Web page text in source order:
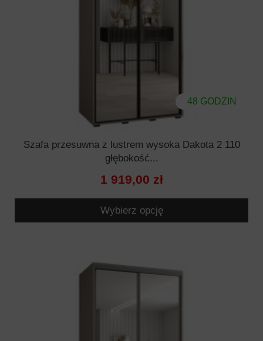
48 GODZIN
Szafa przesuwna z lustrem wysoka Dakota 2 110
głębokość...
1 919,00 zł
Wybierz opcję